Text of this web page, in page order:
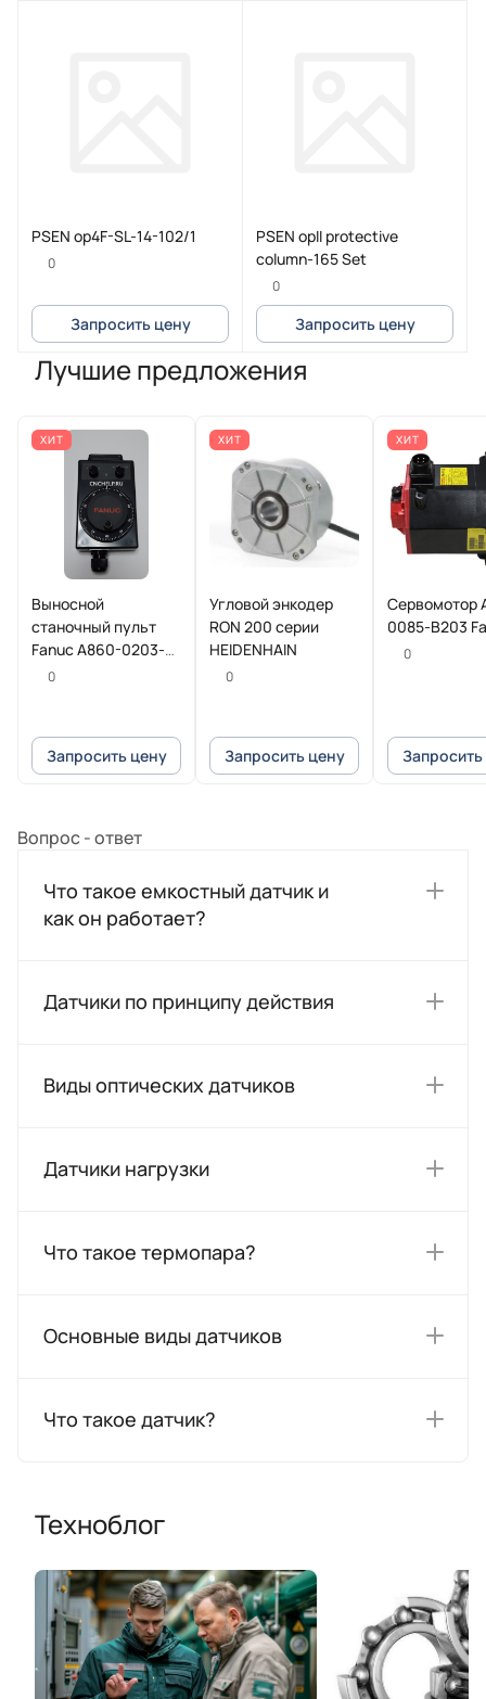
PSEN op4F-SL-14-102/1
0
Запросить цену
PSEN opII protective
column-165 Set
0
Запросить цену
Лучшие предложения
ХИТ
Выносной
станочный пульт
Fanuc A860-0203-
T013
0
Запросить цену
ХИТ
Угловой энкодер
RON 200 серии
HEIDENHAIN
0
Запросить цену
ХИТ
Сервомотор
0085-B203
0
Вопрос - ответ
Что такое емкостный датчик и
как он работает?
Датчики по принципу действия
Виды оптических датчиков
Датчики нагрузки
Что такое термопара?
Основные виды датчиков
Что такое датчик?
Техноблог